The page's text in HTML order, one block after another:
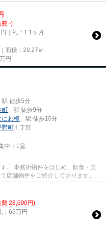
費 -)
｜礼：1.1ヶ月
面積：29.27㎡
万円
駅 徒歩5分
町 」駅 徒歩9分
にわ橋 」駅 徒歩10分
野町 １丁目
中： 1室
。 事務所物件をはじめ、飲食・美
店舗物件をご紹介しております。
28,600円)
：66万円